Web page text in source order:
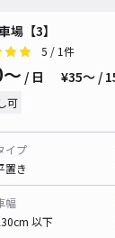
場【3】
5 / 1件
/ 日 ¥35〜 /
可
イプ
置き
幅
以下